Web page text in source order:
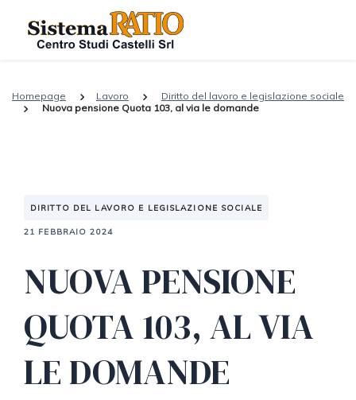
Homepage Lavoro
Diritto del lavoro e legislazione sociale
Nuova pensione Quota 103, al via le domande
DIRITTO DEL LAVORO E LEGISLAZIONE SOCIALE
21 FEBBRAIO 2024
NUOVA PENSIONE
QUOTA 103, AL VIA
LE DOMANDE